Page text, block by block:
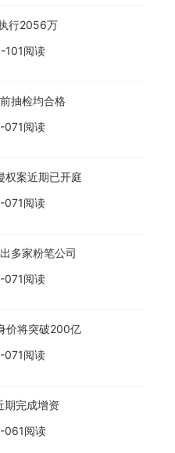
行2056万
101阅读
抽检均合格
071阅读
权案近期已开庭
071阅读
多家粉笔公司
071阅读
价将突破200亿
071阅读
期完成增资
061阅读